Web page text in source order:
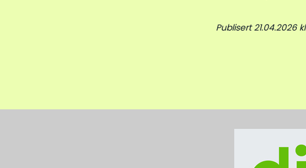
Publisert 21.04.2026